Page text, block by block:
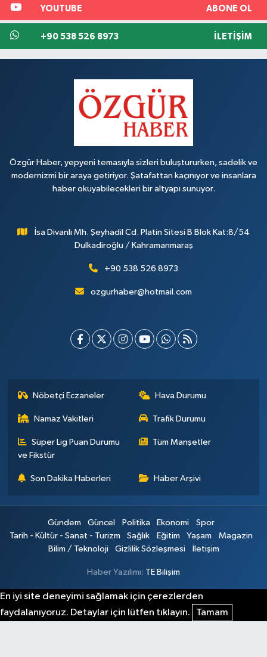
YOUTUBE ABONE OL
+90 538 526 8973 İLETIŞIM
Özgür Haber, yepyeni temasıyla sizleri buluştururken, sadelik ve
modernizmi bir araya getiriyor. Şatafattan kaçınıyor ve insanlara
haber okuyabilecekleri bir altyapı sunuyor.
İsa Divanlı Mh. Şeyhadil Cd. Platin Sitesi B Blok Kat:8/54
Dulkadiroğlu / Kahramanmaraş
+90 538 526 8973
ozgurhaber@hotmail.com
Nöbetçi Eczaneler Hava Durumu
Namaz Vakitleri Trafik Durumu
Süper Lig Puan Durumu
ve Fikstür
Tüm Manşetler
Son Dakika Haberleri Haber Arşivi
Gündem Güncel Politika Ekonomi
Spor
Tarih - Kültür - Sanat - Turizm
Sağlık Eğitim Yaşam
Magazin
Bilim / Teknoloji
Gizlilik Sözleşmesi İletişim
Haber Yazılımı: TE Bilişim
En iyi site deneyimi sağlamak için çerezlerden
faydalanıyoruz. Detaylar için lütfen tıklayın.
Tamam